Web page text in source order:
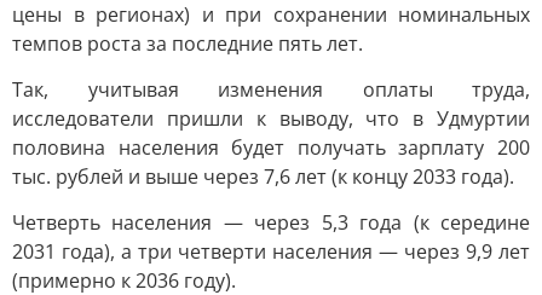
цены в регионах) и при сохранении номинальных
темпов роста за последние пять лет.
Так, учитывая изменения оплаты труда,
исследователи пришли к выводу, что в Удмуртии
половина населения будет получать зарплату 200
тыс. рублей и выше через 7,6 лет (к концу 2033 года).
Четверть населения — через 5,3 года (к середине
2031 года), а три четверти населения — через 9,9 лет
(примерно к 2036 году).